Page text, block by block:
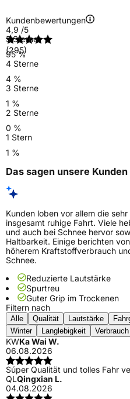
Kundenbewertungen
4,9 /5
(295)
5 Sterne
95 %
4 Sterne
4 %
3 Sterne
1 %
2 Sterne
0 %
1 Stern
1 %
Das sagen unsere Kunden
Kunden loben vor allem die
insgesamt ruhige Fahrt. Viele
und auch bei Schnee hervor
Haltbarkeit. Einige berichten
höherem Kraftstoffverbrauch
Schnee.
Reduzierte Lautstärke
Spurtreu
Guter Grip im Trockenen
Filtern nach
Alle Qualität Lautstärke
Winter
Langlebigkeit Verbrauch
KWKa Wai W.
06.08.2026
Súper Qualität und tolles Fahr
QLQingxian L.
04.08.2026